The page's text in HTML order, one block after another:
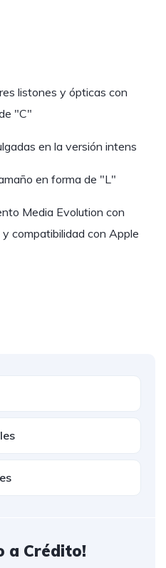
listones y ópticas con
"C"
en la versión intens
en forma de "L"
Media Evolution con
compatibilidad con Apple
a Crédito!